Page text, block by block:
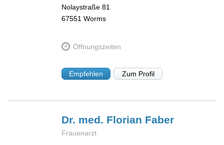
Nolaystraße 81
67551 Worms
Öffnungszeiten
Empfehlen Zum Profil
Dr. med. Florian Faber
Frauenarzt